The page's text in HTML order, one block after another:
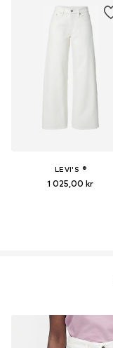
LEVI'S ®
1 025,00 kr